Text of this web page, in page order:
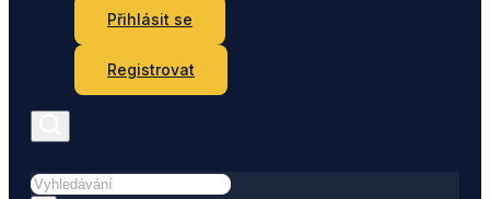
Přihlásit se
Registrovat
Hledat